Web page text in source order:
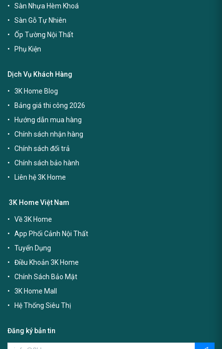
Sàn Nhựa Hèm Khoá
Sàn Gỗ Tự Nhiên
Ốp Tường Nội Thất
Phụ Kiện
Dịch Vụ Khách Hàng
3K Home Blog
Bảng giá thi công 2026
Hướng dẫn mua hàng
Chính sách nhận hàng
Chính sách đổi trả
Chính sách bảo hành
Liên hệ 3K Home
3K Home Việt Nam
Về 3K Home
App Phối Cảnh Nội Thất
Tuyển Dụng
Điều Khoản 3K Home
Chính Sách Bảo Mật
3K Home Mall
Hệ Thống Siêu Thị
Đăng ký bản tin